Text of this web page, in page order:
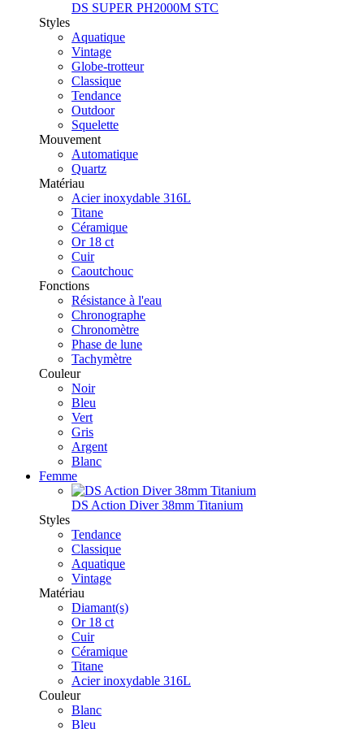
DS SUPER PH2000M STC
Styles
Aquatique
Vintage
Globe-trotteur
Classique
Tendance
Outdoor
Squelette
Mouvement
Automatique
Quartz
Matériau
Acier inoxydable 316L
Titane
Céramique
Or 18 ct
Cuir
Caoutchouc
Fonctions
Résistance à l'eau
Chronographe
Chronomètre
Phase de lune
Tachymètre
Couleur
Noir
Bleu
Vert
Gris
Argent
Blanc
Femme
DS Action Diver 38mm Titanium
Styles
Tendance
Classique
Aquatique
Vintage
Matériau
Diamant(s)
Or 18 ct
Cuir
Céramique
Titane
Acier inoxydable 316L
Couleur
Blanc
Bleu